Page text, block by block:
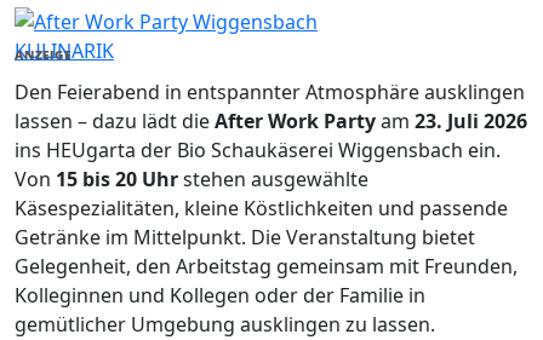
KULINARIK
ANZEIGE
Den Feierabend in entspannter Atmosphäre ausklingen
lassen – dazu lädt dieAfter Work Partyam 23. Juli 2026
ins HEUgarta der Bio Schaukäserei Wiggensbach ein.
Von 15 bis 20 Uhrstehen ausgewählte
Käsespezialitäten, kleine Köstlichkeiten und passende
Getränke im Mittelpunkt. Die Veranstaltung bietet
Gelegenheit, den Arbeitstag gemeinsam mit Freunden,
Kolleginnen und Kollegen oder der Familie in
gemütlicher Umgebung ausklingen zu lassen.